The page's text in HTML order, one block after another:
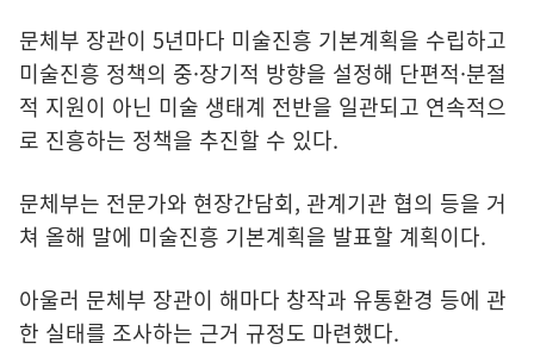
문체부 장관이 5년마다 미술진흥 기본계획을 수립하고
미술진흥 정책의 중·장기적 방향을 설정해 단편적·분절
적 지원이 아닌 미술 생태계 전반을 일관되고 연속적으
로 진흥하는 정책을 추진할 수 있다.
문체부는 전문가와 현장간담회, 관계기관 협의 등을 거
쳐 올해 말에 미술진흥 기본계획을 발표할 계획이다.
아울러 문체부 장관이 해마다 창작과 유통환경 등에 관
한 실태를 조사하는 근거 규정도 마련했다.